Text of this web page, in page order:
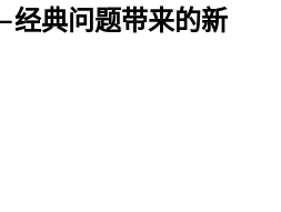
典问题带来的新